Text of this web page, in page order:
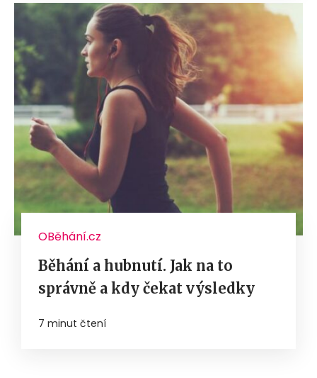
OBěhání.cz
Běhání a hubnutí. Jak na to
správně a kdy čekat výsledky
7 minut čtení